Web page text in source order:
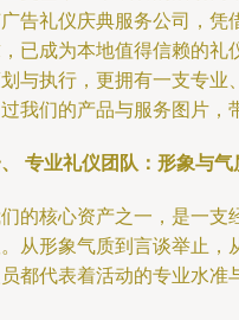
告礼仪庆典服务公司，凭
已成为本地值得信赖的礼
与执行，更拥有一支专业
我们的产品与服务图片，
专业礼仪团队：形象与气
的核心资产之一，是一支
从形象气质到言谈举止，
都代表着活动的专业水准